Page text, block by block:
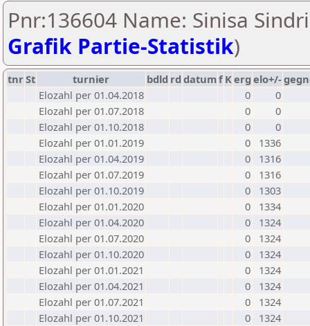
Pnr:136604 Name: Sinisa
Grafik Partie-Statistik)
tnrSt turnier bdld rd datumf Kerg elo+/-
Elozahl per 01.04.2018
0
0
Elozahl per 01.07.2018
0
0
Elozahl per 01.10.2018
0
0
Elozahl per 01.01.2019
0
1336
Elozahl per 01.04.2019
0
1316
Elozahl per 01.07.2019
0
1316
Elozahl per 01.10.2019
0
1303
Elozahl per 01.01.2020
0
1334
Elozahl per 01.04.2020
0
1324
Elozahl per 01.07.2020
0
1324
Elozahl per 01.10.2020
0
1324
Elozahl per 01.01.2021
0
1324
Elozahl per 01.04.2021
0
1324
Elozahl per 01.07.2021
0
1324
Elozahl per 01.10.2021
0
1324